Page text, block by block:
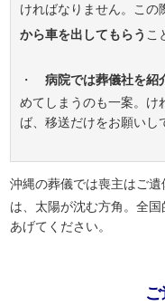
ければなりません。この
から車を出してもらう こ
・病院では葬儀社を紹
めてしまうのも一案。け
ば、移送だけをお願いし
沖縄の葬儀では喪主はご遺
は、太陽が沈む方角。全
あげてください。